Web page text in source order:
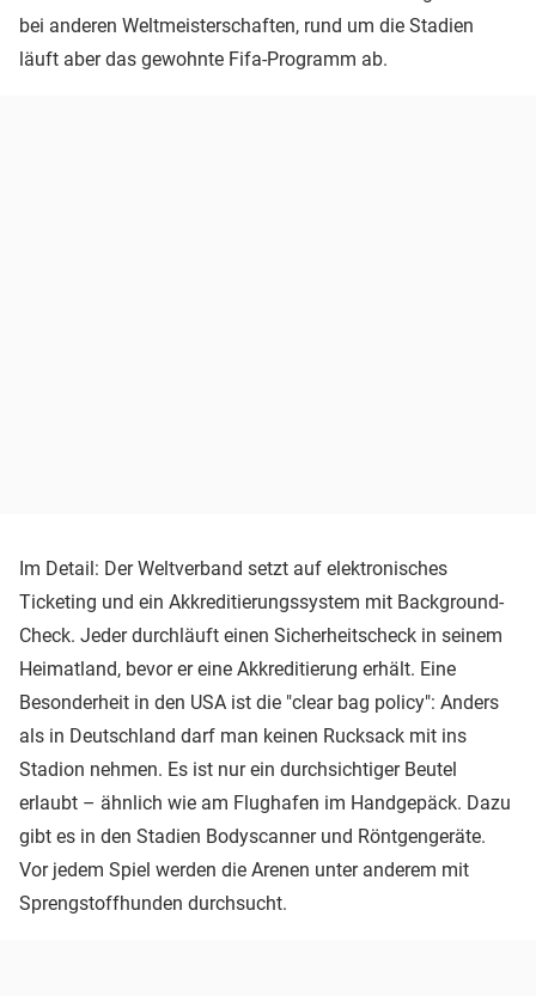
bei anderen Weltmeisterschaften, rund um die Stadien
läuft aber das gewohnte Fifa-Programm ab.
Im Detail: Der Weltverband setzt auf elektronisches
Ticketing und ein Akkreditierungssystem mit Background-
Check. Jeder durchläuft einen Sicherheitscheck in seinem
Heimatland, bevor er eine Akkreditierung erhält. Eine
Besonderheit in den USA ist die "clear bag policy": Anders
als in Deutschland darf man keinen Rucksack mit ins
Stadion nehmen. Es ist nur ein durchsichtiger Beutel
erlaubt – ähnlich wie am Flughafen im Handgepäck. Dazu
gibt es in den Stadien Bodyscanner und Röntgengeräte.
Vor jedem Spiel werden die Arenen unter anderem mit
Sprengstoffhunden durchsucht.